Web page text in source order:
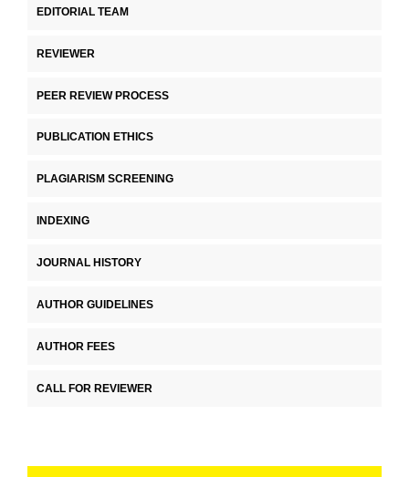
EDITORIAL TEAM
REVIEWER
PEER REVIEW PROCESS
PUBLICATION ETHICS
PLAGIARISM SCREENING
INDEXING
JOURNAL HISTORY
AUTHOR GUIDELINES
AUTHOR FEES
CALL FOR REVIEWER